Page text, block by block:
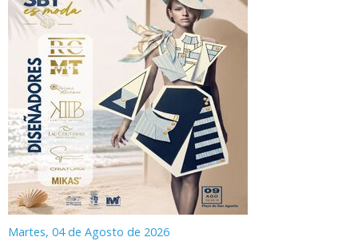
Martes, 04 de Agosto de 2026